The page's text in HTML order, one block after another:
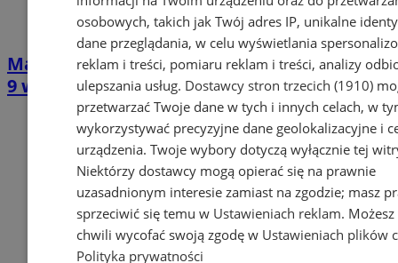
Mamut czeka na dzieci: Pyskowicki bieg już
9 września
osobowych, takich jak Twój adres IP, unikalne
dane przeglądania, w celu wyświetlania
reklam i treści, pomiaru reklam i treści, analizy
ulepszania usług. Dostawcy stron trzecich (1910)
przetwarzać Twoje dane w tych i innych celach, w
wykorzystywać precyzyjne dane geolokalizacyjne i
urządzenia. Twoje wybory dotyczą wyłącznie tej
Niektórzy dostawcy mogą opierać się na prawnie
uzasadnionym interesie zamiast na zgodzie; masz
sprzeciwić się temu w Ustawieniach reklam.
chwili wycofać swoją zgodę w Ustawieniach plików
Polityka prywatności